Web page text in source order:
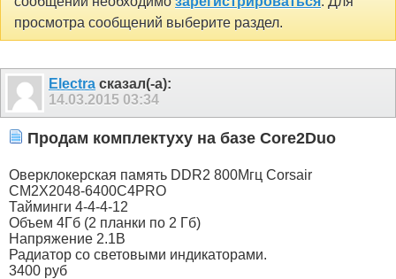
просмотра сообщений выберите раздел.
Electra сказал(-а):
14.03.2015 03:34
Продам комплектуху на базе Core2Duo
Оверклокерская память DDR2 800Мгц Corsair
CM2X2048-6400C4PRO
Тайминги 4-4-4-12
Объем 4Гб (2 планки по 2 Гб)
Напряжение 2.1В
Радиатор со световыми индикаторами.
3400 руб